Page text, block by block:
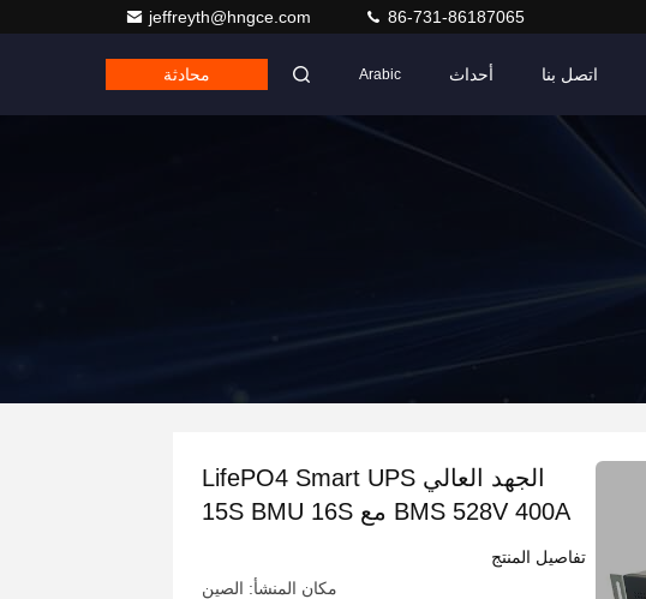
jeffreyth@hngce.com 86-731-86187065
اتصل بنا أحداث Arabic محادثة
الجهد العالي LifePO4 Smart UPS
BMS 528V 400A مع 15S BMU 16S
تفاصيل المنتج
مكان المنشأ: الصين